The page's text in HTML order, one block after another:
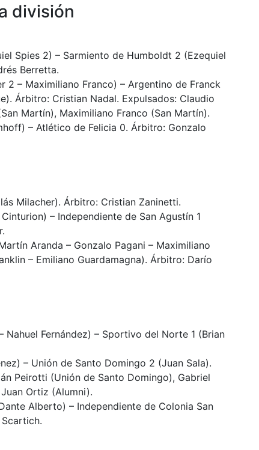
división
Spies 2) – Sarmiento de Humboldt 2 (Ezequiel
Berretta.
2 – Maximiliano Franco) – Argentino de Franck
Árbitro: Cristian Nadal. Expulsados: Claudio
Martín), Maximiliano Franco (San Martín).
– Atlético de Felicia 0. Árbitro: Gonzalo
Milacher). Árbitro: Cristian Zaninetti.
– Independiente de San Agustín 1
Aranda – Gonzalo Pagani – Maximiliano
– Emiliano Guardamagna). Árbitro: Darío
Nahuel Fernández) – Sportivo del Norte 1 (Brian
– Unión de Santo Domingo 2 (Juan Sala).
Peirotti (Unión de Santo Domingo), Gabriel
Ortiz (Alumni).
Alberto) – Independiente de Colonia San